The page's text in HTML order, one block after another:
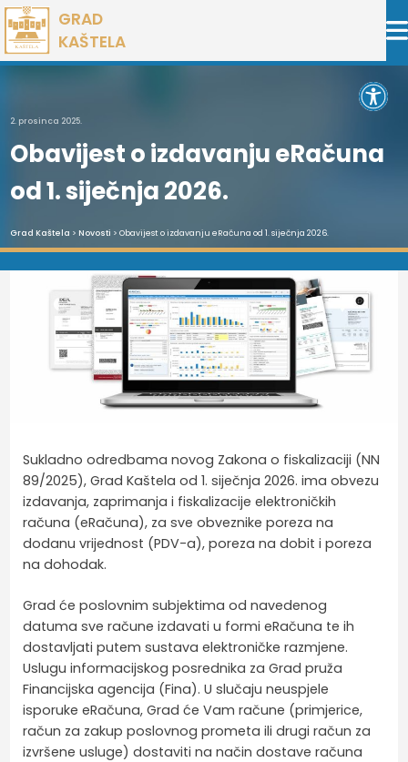
Preskoči
na
sadržaj
GRAD
KAŠTELA
2. prosinca 2025.
Obavijest o izdavanju eRačuna
od 1. siječnja 2026.
Grad Kaštela > Novosti > Obavijest o izdavanju eRačuna od 1. siječnja 2026.
Sukladno odredbama novog Zakona o fiskalizaciji (NN
89/2025), Grad Kaštela od 1. siječnja 2026. ima obvezu
izdavanja, zaprimanja i fiskalizacije elektroničkih
računa (eRačuna), za sve obveznike poreza na
dodanu vrijednost (PDV-a), poreza na dobit i poreza
na dohodak.
Grad će poslovnim subjektima od navedenog
datuma sve račune izdavati u formi eRačuna te ih
dostavljati putem sustava elektroničke razmjene.
Uslugu informacijskog posrednika za Grad pruža
Financijska agencija (Fina). U slučaju neuspjele
isporuke eRačuna, Grad će Vam račune (primjerice,
račun za zakup poslovnog prometa ili drugi račun za
izvršene usluge) dostaviti na način dostave računa